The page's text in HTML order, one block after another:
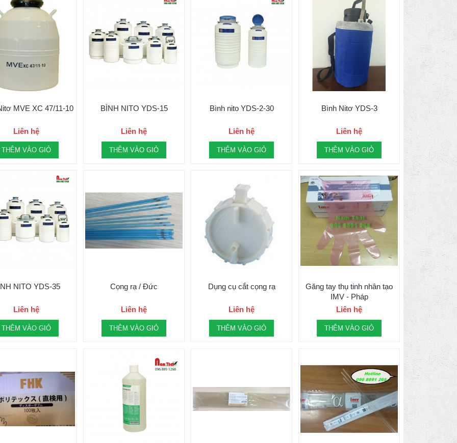
MVE XC 47/11-10
Liên hệ
THÊM VÀO GIỎ
BÌNH NITO YDS-15
Liên hệ
THÊM VÀO GIỎ
Bình nito YDS-2-30
Liên hệ
THÊM VÀO GIỎ
Bình Nitơ YDS-3
Liên hệ
THÊM VÀO GIỎ
NITO YDS-35
Liên hệ
THÊM VÀO GIỎ
Cọng rạ / Đức
Liên hệ
THÊM VÀO GIỎ
Dụng cụ cắt cọng rạ
Liên hệ
THÊM VÀO GIỎ
Găng tay thụ tinh nhân tạo
IMV - Pháp
Liên hệ
THÊM VÀO GIỎ